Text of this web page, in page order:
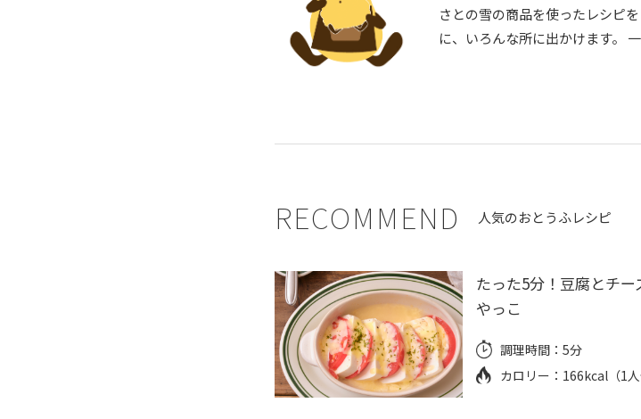
さとの雪の商品を使ったレシピ
に、いろんな所に出かけます。
RECOMMEND 人気のおとうふレシピ
たった5分！豆腐とチー
やっこ
調理時間：5分
カロリー： 166kcal（1人